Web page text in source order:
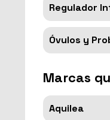
Regulador
Óvulos y
Marcas
Aquilea